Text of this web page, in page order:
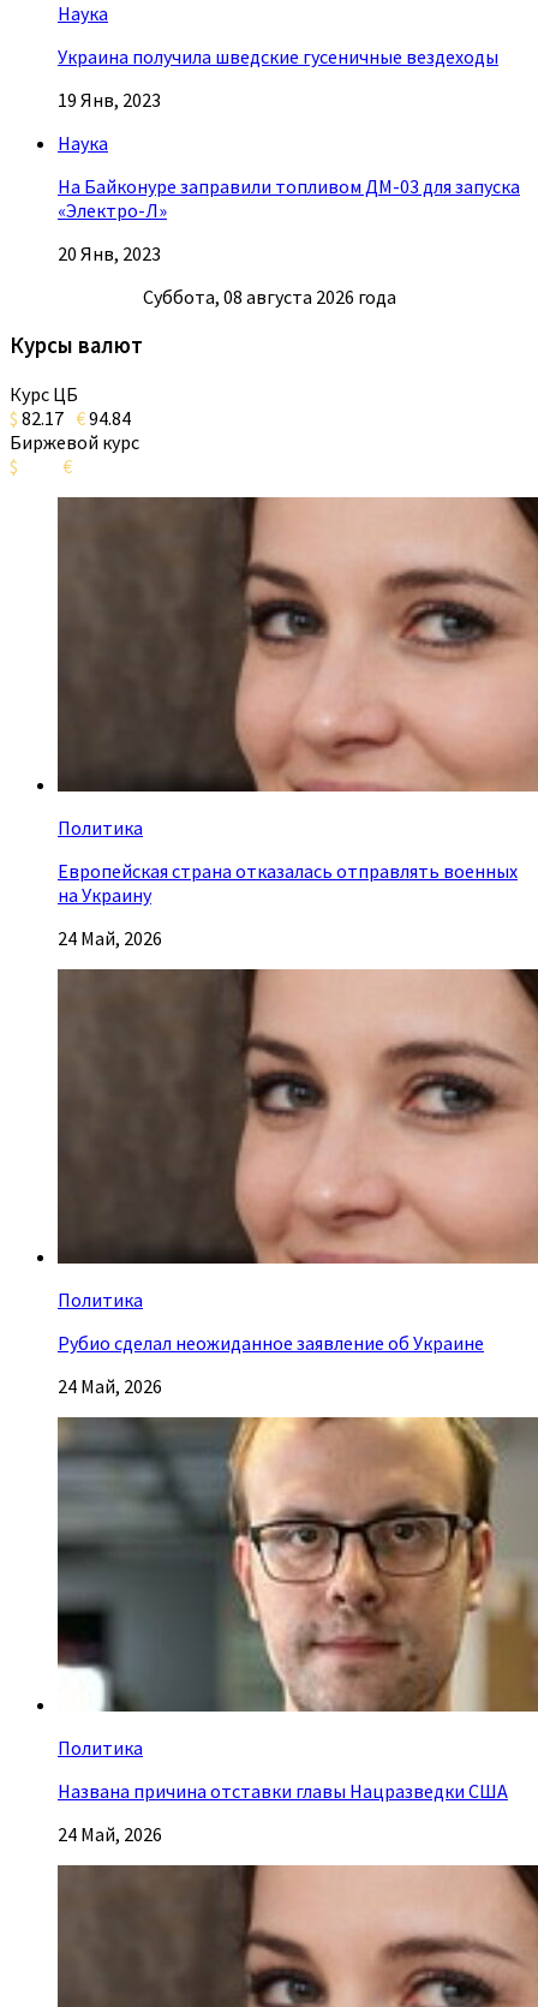
Наука
Украина получила шведские гусеничные вездеходы
19 Янв, 2023
Наука
На Байконуре заправили топливом ДМ-03 для запуска
«Электро-Л»
20 Янв, 2023
Суббота, 08 августа 2026 года
Курсы валют
Курс ЦБ
$ 82.17 €94.84
Биржевой курс
$
€
Политика
Европейская страна отказалась отправлять военных
на Украину
24 Май, 2026
Политика
Рубио сделал неожиданное заявление об Украине
24 Май, 2026
Политика
Названа причина отставки главы Нацразведки США
24 Май, 2026